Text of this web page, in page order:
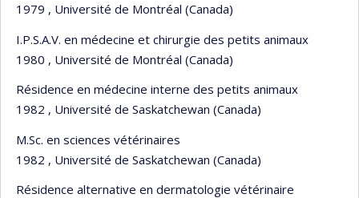
1979 , Université de Montréal (Canada)
I.P.S.A.V. en médecine et chirurgie des petits animaux
1980 , Université de Montréal (Canada)
Résidence en médecine interne des petits animaux
1982 , Université de Saskatchewan (Canada)
M.Sc. en sciences vétérinaires
1982 , Université de Saskatchewan (Canada)
Résidence alternative en dermatologie vétérinaire